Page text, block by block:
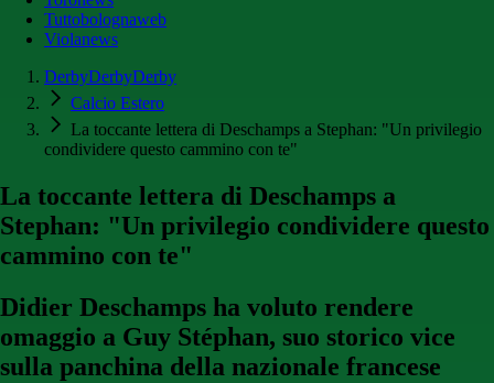
Tuttobolognaweb
Violanews
DerbyDerbyDerby
Calcio Estero
La toccante lettera di Deschamps a Stephan: "Un privilegio
condividere questo cammino con te"
La toccante lettera di Deschamps a
Stephan: "Un privilegio condividere questo
cammino con te"
Didier Deschamps ha voluto rendere
omaggio a Guy Stéphan, suo storico vice
sulla panchina della nazionale francese